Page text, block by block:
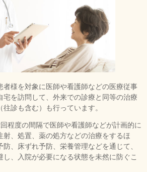
者様を対象に医師や看護師などの医療従事
宅を訪問して、外来での診療と同等の治療
診も含む）も行っています。
程度の間隔で医師や看護師などが計画的に
射、処置、薬の処方などの治療をするほ
、床ずれ予防、栄養管理などを通じて、
、入院が必要になる状態を未然に防ぐこ